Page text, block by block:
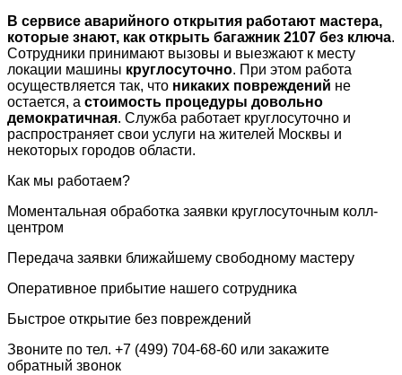
В сервисе аварийного открытия работают мастера,
которые знают, как открыть багажник 2107 без ключа.
Сотрудники принимают вызовы и выезжают к месту
локации машины круглосуточно. При этом работа
осуществляется так, что никаких повреждений не
остается, а стоимость процедуры довольно
демократичная. Служба работает круглосуточно и
распространяет свои услуги на жителей Москвы и
некоторых городов области.
Как мы работаем?
Моментальная обработка заявки круглосуточным колл-
центром
Передача заявки ближайшему свободному мастеру
Оперативное прибытие нашего сотрудника
Быстрое открытие без повреждений
Звоните по тел. +7 (499) 704-68-60 или закажите
обратный звонок